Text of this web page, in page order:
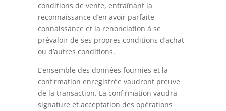
conditions de vente, entraînant la
reconnaissance d’en avoir parfaite
connaissance et la renonciation à se
prévaloir de ses propres conditions d’achat
ou d’autres conditions.
L’ensemble des données fournies et la
confirmation enregistrée vaudront preuve
de la transaction. La confirmation vaudra
signature et acceptation des opérations